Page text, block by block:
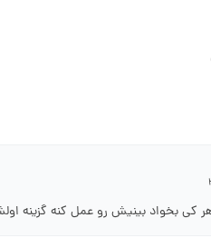
کی بخواد بینیش رو عمل کنه گزینه